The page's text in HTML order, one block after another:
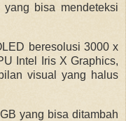
bisa mendeteksi
beresolusi 3000 x
Intel Iris X Graphics,
visual yang halus
yang bisa ditambah